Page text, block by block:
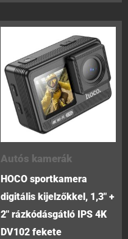
Autós kamerák
HOCO sportkamera
digitális kijelzőkkel, 1,3″ +
2″ rázkódásgátló IPS 4K
DV102 fekete